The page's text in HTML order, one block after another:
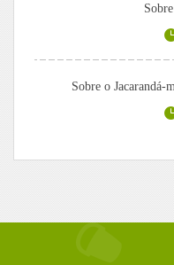
Sobre o Jacarandá-